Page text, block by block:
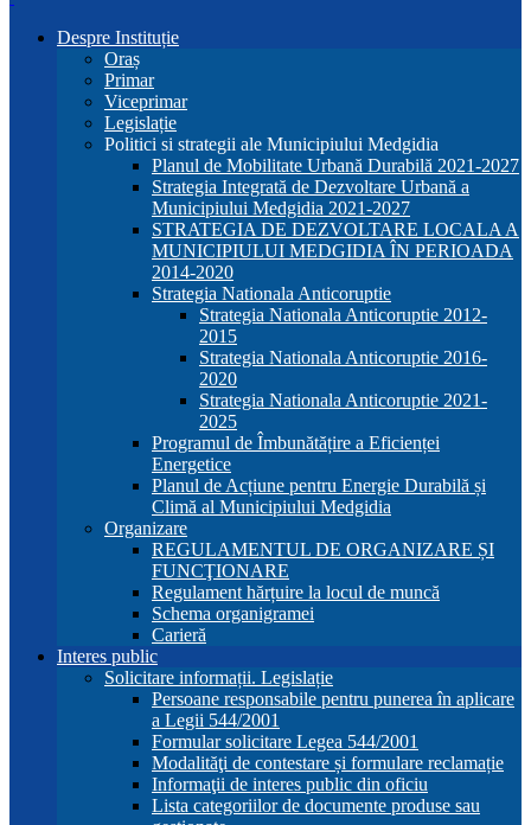
Despre Instituție
Oraș
Primar
Viceprimar
Legislație
Politici si strategii ale Municipiului Medgidia
Planul de Mobilitate Urbană Durabilă 2021-2027
Strategia Integrată de Dezvoltare Urbană a
Municipiului Medgidia 2021-2027
STRATEGIA DE DEZVOLTARE LOCALA A
MUNICIPIULUI MEDGIDIA ÎN PERIOADA
2014-2020
Strategia Nationala Anticoruptie
Strategia Nationala Anticoruptie 2012-
2015
Strategia Nationala Anticoruptie 2016-
2020
Strategia Nationala Anticoruptie 2021-
2025
Programul de Îmbunătățire a Eficienței
Energetice
Planul de Acțiune pentru Energie Durabilă și
Climă al Municipiului Medgidia
Organizare
REGULAMENTUL DE ORGANIZARE ȘI
FUNCŢIONARE
Regulament hărțuire la locul de muncă
Schema organigramei
Carieră
Interes public
Solicitare informații. Legislație
Persoane responsabile pentru punerea în aplicare
a Legii 544/2001
Formular solicitare Legea 544/2001
Modalităţi de contestare și formulare reclamație
Informaţii de interes public din oficiu
Lista categoriilor de documente produse sau